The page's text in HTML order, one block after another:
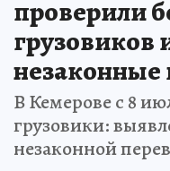
проверили
грузовиков
незаконные
В Кемерове с 8
грузовики:
незаконной